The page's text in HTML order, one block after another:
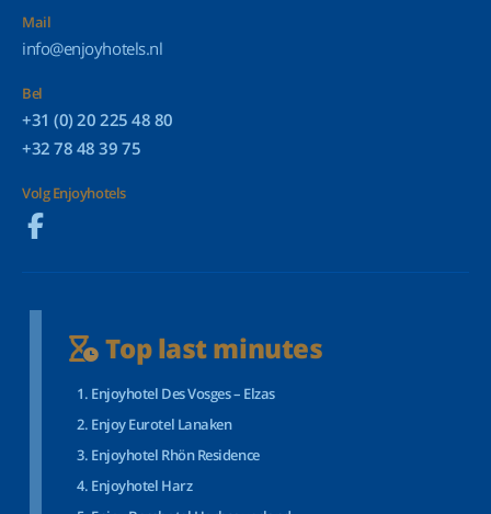
Mail
info@enjoyhotels.nl
Bel
+31 (0) 20 225 48 80
+32 78 48 39 75
Volg Enjoyhotels
Top last minutes
Enjoyhotel Des Vosges – Elzas
Enjoy Eurotel Lanaken
Enjoyhotel Rhön Residence
Enjoyhotel Harz